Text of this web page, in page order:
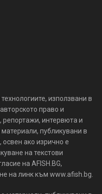
използвани в
право и
репортажи, интервюта и
публикувани в
освен ако изрично е
на текстови
на AFISH.BG,
на линк към www.afish.bg.